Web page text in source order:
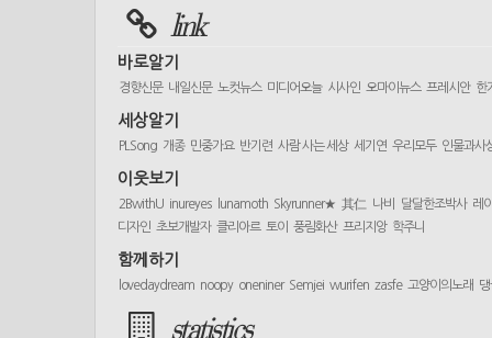
link
바로알기
경향신문 내일신문 노컷뉴스 미디어오늘 시사인 오마이뉴스 프레시안 한
세상알기
PLSong 개종 민중가요 반기련 사람 사는 세상 세기연 우리모두 인물과사
이웃보기
2BwithU inureyes lunamoth Skyrunner★ 其仁 나비 달달한조박사 레
디자인 초보개발자 클리아르 토이 풍림화산 프리지앙 학주니
함께하기
lovedaydream noopy oneniner Semjei wurifen zasfe 고양이의노래
statistics